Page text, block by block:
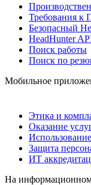
Требования к
Безопасный
HeadHunter
Поиск работы
Поиск по
Мобильное
Этика и
Оказание
Защита
ИТ
На информационном